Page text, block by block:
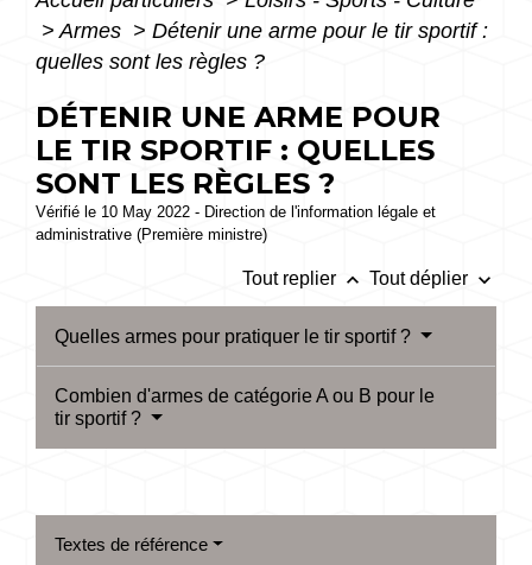
> Armes > Détenir une arme pour le tir sportif :
quelles sont les règles ?
DÉTENIR UNE ARME POUR
LE TIR SPORTIF : QUELLES
SONT LES RÈGLES ?
Vérifié le 10 May 2022 - Direction de l'information légale et
administrative (Première ministre)
Tout replier keyboard_arrow_up Tout déplier keyboard_arrow_down
Quelles armes pour pratiquer le tir sportif ?
Combien d'armes de catégorie A ou B pour le
tir sportif ?
Textes de référence